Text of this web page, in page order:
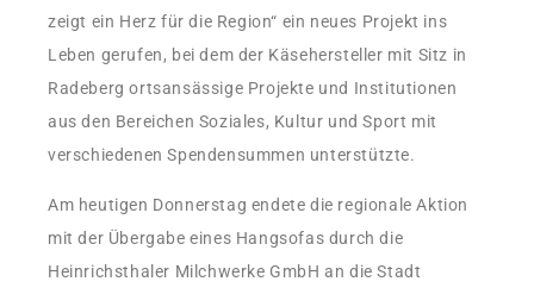
zeigt ein Herz für die Region“ ein neues Projekt ins
Leben gerufen, bei dem der Käsehersteller mit Sitz in
Radeberg ortsansässige Projekte und Institutionen
aus den Bereichen Soziales, Kultur und Sport mit
verschiedenen Spendensummen unterstützte.
Am heutigen Donnerstag endete die regionale Aktion
mit der Übergabe eines Hangsofas durch die
Heinrichsthaler Milchwerke GmbH an die Stadt